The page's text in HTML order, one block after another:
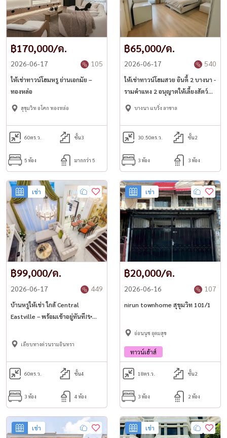
฿170,000/ด.
2026-06-17 105
ให้เช่าทาวน์โฮมหรู ย่านเอกมัย –
ทองหล่อ
สุขุมวิท อโศก ทองหล่อ
60ตร.ว. ชั้น3
5 ห้อง มากกว่า 5
฿65,000/ด.
2026-06-17 540
ให้เช่าทาวน์โฮมสวย อินดี้ 2 บางนา -
รามคำแหง 2 อนุญาตให้เลี้ยงสัตว์
เล็กได้! 🐶🐱
บางนา แบริ่ง ลาซาล
30.50ตร.ว. ชั้น2
3 ห้อง 3 ห้อง
เช่า
฿99,000/ด.
2026-06-17 449
บ้านหรูให้เช่า ใกล้ Central
Eastville – พร้อมเข้าอยู่ทันที!✨
เลียบทางด่วนรามอินทรา
60ตร.ว. ชั้น4
3 ห้อง 4 ห้อง
เช่า
฿20,000/ด.
2026-06-16 107
nirun townhome สุขุมวิท 101/1
อ่อนนุช อุดมสุข
ทาวน์เฮ้าส์
18ตร.ว. ชั้น2
3 ห้อง 2 ห้อง
เช่า เช่า